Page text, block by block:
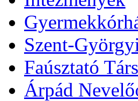
Szent-
Faúsztató
Árpád